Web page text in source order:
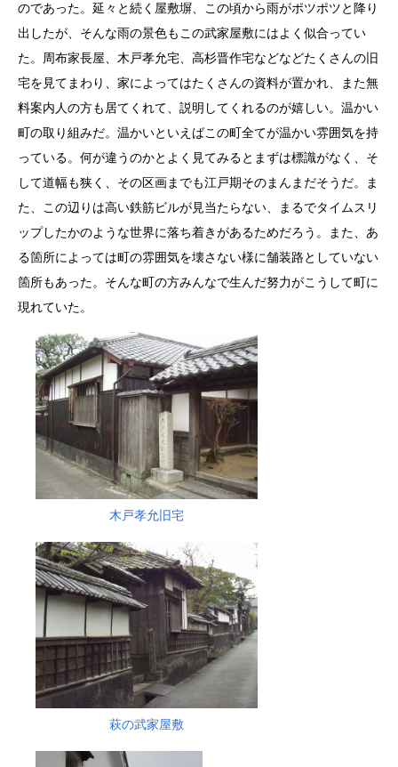
のであった。延々と続く屋敷塀、この頃から雨がポツポツと降り
出したが、そんな雨の景色もこの武家屋敷にはよく似合ってい
た。周布家長屋、木戸孝允宅、高杉晋作宅などなどたくさんの旧
宅を見てまわり、家によってはたくさんの資料が置かれ、また無
料案内人の方も居てくれて、説明してくれるのが嬉しい。温かい
町の取り組みだ。温かいといえばこの町全てが温かい雰囲気を持
っている。何が違うのかとよく見てみるとまずは標識がなく、そ
して道幅も狭く、その区画までも江戸期そのまんまだそうだ。ま
た、この辺りは高い鉄筋ビルが見当たらない、まるでタイムスリ
ップしたかのような世界に落ち着きがあるためだろう。また、あ
る箇所によっては町の雰囲気を壊さない様に舗装路としていない
箇所もあった。そんな町の方みんなで生んだ努力がこうして町に
現れていた。
木戸孝允旧宅
萩の武家屋敷